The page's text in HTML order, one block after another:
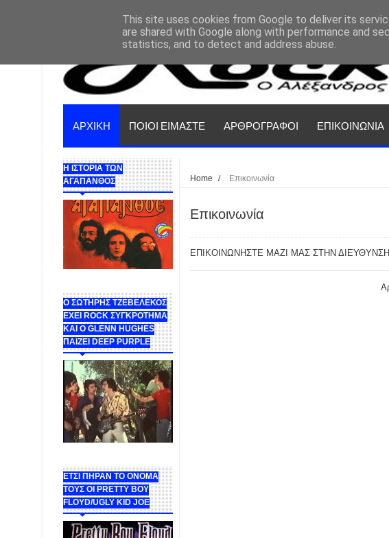
ΑΡΧΙΚΗ ΠΟΙΟΙ ΕΙΜΑΣΤΕ ΑΡΘΡΟΓΡΑΦΟΙ ΕΠΙΚΟΙΝΩΝΙΑ
Η ΙΣΤΟΡΙΑ ΤΩΝ
ΑΓΑΠΑΝΘΟΣ
Ο ΣΩΤΗΡΗΣ ΤΖΕΒΕΛΕΚΟΣ
ΕΧΕΙ ROCK ΣΥΓΚΡΟΤΗΜΑ
ΚΑΙ Ο GLENN HUGHES
ΠΑΙΖΕΙ DEEP PURPLE
ΕΤΣΙ ΠΗΡΑΝ ΤΟ ΟΝΟΜΑ
ΤΟΥΣ ΟΙ PRETTY BOY
FLOYD/UGLY KID JOE
Home / Επικοινωνία
Επικοινωνία
ΕΠΙΚΟΙΝΩΝΗΣΤΕ ΜΑΖΙ ΜΑΣ ΣΤΗΝ ΔΙΕΥΘΥΝΣΗ
This site uses cookies from Google to deliver its
are shared with Google along with performance and
statistics, and to detect and address abuse.